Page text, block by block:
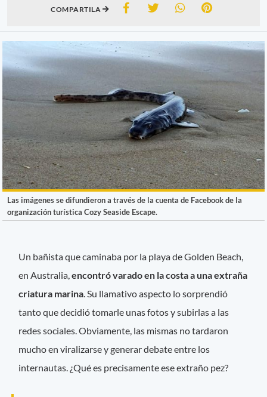
COMPARTILA
Las imágenes se difundieron a través de la cuenta de Facebook de la
organización turística Cozy Seaside Escape.
Un bañista que caminaba por la playa de Golden Beach,
en Australia,encontró varado en la costa a una extraña
criatura marina . Su llamativo aspecto lo sorprendió
tanto que decidió tomarle unas fotos y subirlas a las
redes sociales. Obviamente, las mismas no tardaron
mucho en viralizarse y generar debate entre los
internautas. ¿Qué es precisamente ese extraño pez?